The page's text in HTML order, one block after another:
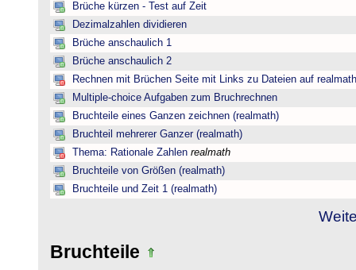
Brüche kürzen - Test auf Zeit
Dezimalzahlen dividieren
Brüche anschaulich 1
Brüche anschaulich 2
Rechnen mit Brüchen Seite mit Links zu Dateien auf
Multiple-choice Aufgaben zum Bruchrechnen
Bruchteile eines Ganzen zeichnen (realmath)
Bruchteil mehrerer Ganzer (realmath)
Thema: Rationale Zahlen realmath
Bruchteile von Größen (realmath)
Bruchteile und Zeit 1 (realmath)
Bruchteile